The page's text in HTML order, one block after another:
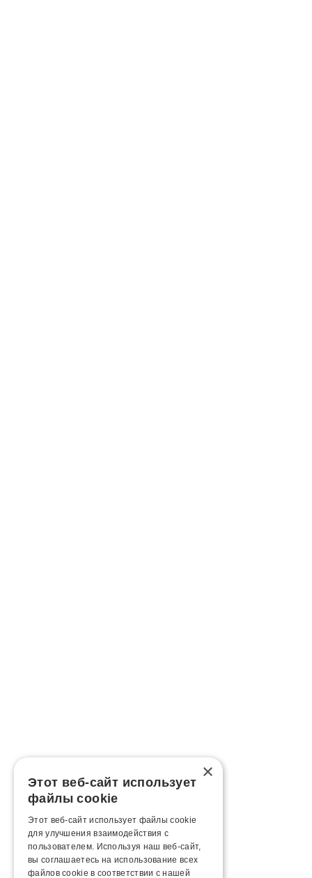
×
Этот веб-сайт использует
файлы cookie
Этот веб-сайт использует файлы cookie
для улучшения взаимодействия с
пользователем. Используя наш веб-сайт,
вы соглашаетесь на использование всех
файлов cookie в соответствии с нашей